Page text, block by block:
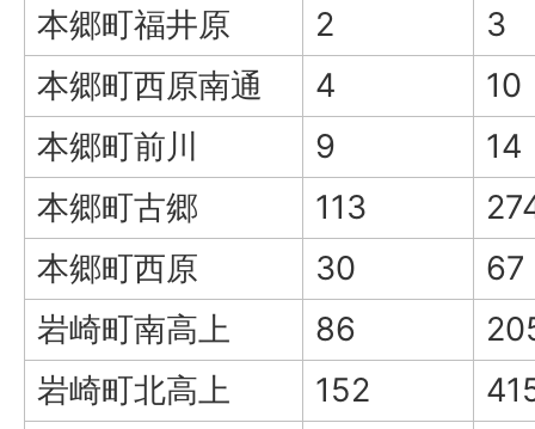
本郷町福井原
2
3
本郷町西原南通
4
10
本郷町前川
9
14
本郷町古郷
113
本郷町西原
30
67
岩崎町南高上
86
岩崎町北高上
152